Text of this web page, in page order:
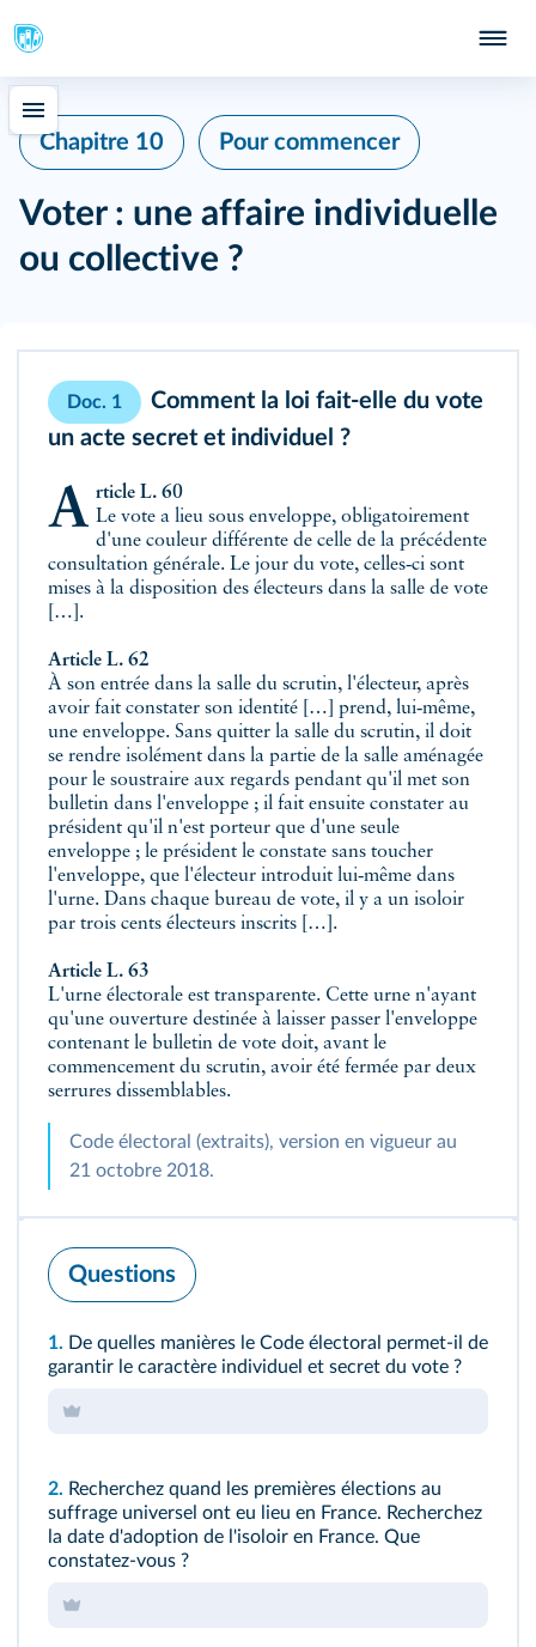
Chapitre 10 Pour commencer
Voter : une affaire individuelle
ou collective ?
Doc. 1
Comment la loi fait-elle du vote
un acte secret et individuel ?
Article L. 60
Le vote a lieu sous enveloppe, obligatoirement
d'une couleur différente de celle de la précédente
consultation générale. Le jour du vote, celles‑ci sont
mises à la disposition des électeurs dans la salle de vote
[…].
Article L. 62
À son entrée dans la salle du scrutin, l'électeur, après
avoir fait constater son identité […] prend, lui‑même,
une enveloppe. Sans quitter la salle du scrutin, il doit
se rendre isolément dans la partie de la salle aménagée
pour le soustraire aux regards pendant qu'il met son
bulletin dans l'enveloppe ; il fait ensuite constater au
président qu'il n'est porteur que d'une seule
enveloppe ; le président le constate sans toucher
l'enveloppe, que l'électeur introduit lui‑même dans
l'urne. Dans chaque bureau de vote, il y a un isoloir
par trois cents électeurs inscrits […].
Article L. 63
L'urne électorale est transparente. Cette urne n'ayant
qu'une ouverture destinée à laisser passer l'enveloppe
contenant le bulletin de vote doit, avant le
commencement du scrutin, avoir été fermée par deux
serrures dissemblables.
Code électoral (extraits), version en vigueur au
21 octobre 2018.
Questions
1. De quelles manières le Code électoral permet-il de
garantir le caractère individuel et secret du vote ?
2. Recherchez quand les premières élections au
suffrage universel ont eu lieu en France. Recherchez
la date d'adoption de l'isoloir en France. Que
constatez‑vous ?